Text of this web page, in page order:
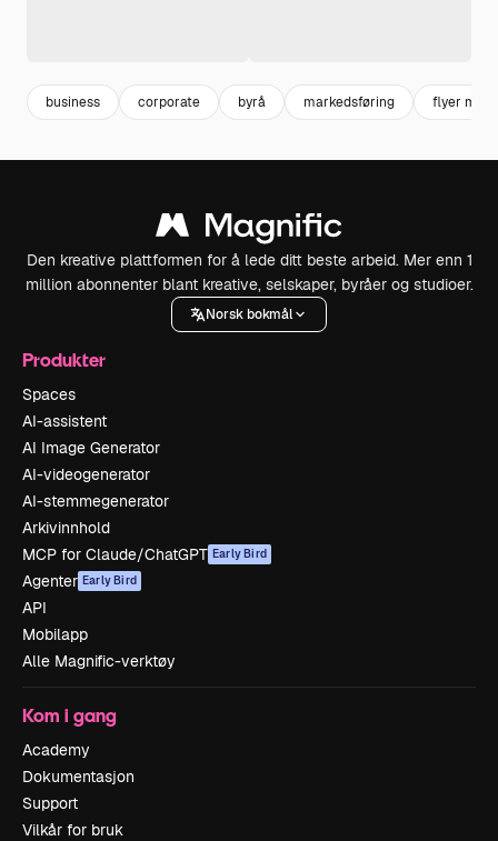
business corporate byrå markedsføring flyer mal
Den kreative plattformen for å lede ditt beste arbeid. Mer enn 1
million abonnenter blant kreative, selskaper, byråer og studioer.
Norsk bokmål
Produkter
Spaces
AI-assistent
AI Image Generator
AI-videogenerator
AI-stemmegenerator
Arkivinnhold
MCP for Claude/ChatGPT Early Bird
Agenter Early Bird
API
Mobilapp
Alle Magnific-verktøy
Kom i gang
Academy
Dokumentasjon
Support
Vilkår for bruk